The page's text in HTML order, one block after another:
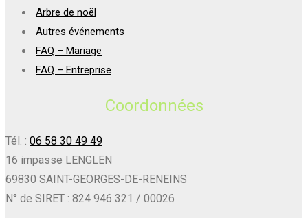
Arbre de noël
Autres événements
FAQ – Mariage
FAQ – Entreprise
Coordonnées
Tél. : 06 58 30 49 49
16 impasse LENGLEN
69830 SAINT-GEORGES-DE-RENEINS
N° de SIRET : 824 946 321 / 00026